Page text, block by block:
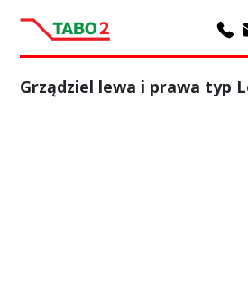
Grządziel lewa i prawa typ